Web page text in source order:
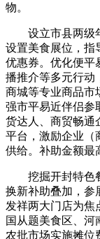
物。
设立市县两级年
设置美食展位，指
优惠券。优化便平
播推介等多元行动
商城等专业商品市
强市平易近伴侣参
货达人、商贸畅通
平台，激励企业（
供给。补助金额最
挖掘开封特色餐
换新补助叠加，参
发祥两大门店为焦
国从题美食区、河
农批市场实施摊位